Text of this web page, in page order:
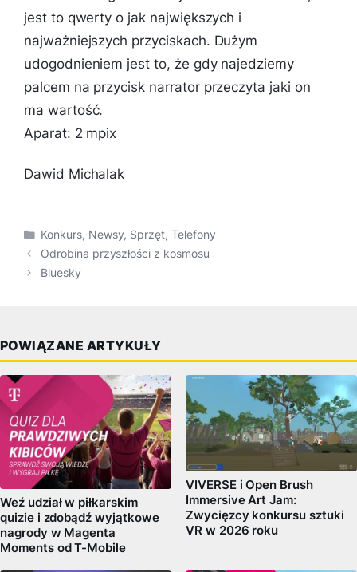
jest to qwerty o jak największych i
najważniejszych przyciskach. Dużym
udogodnieniem jest to, że gdy najedziemy
palcem na przycisk narrator przeczyta jaki on
ma wartość.
Aparat: 2 mpix
Dawid Michalak
Kategorie
Konkurs, Newsy, Sprzęt, Telefony
Odrobina przyszłości z kosmosu
Bluesky
POWIĄZANE ARTYKUŁY
Weź udział w piłkarskim
quizie i zdobądź wyjątkowe
nagrody w Magenta
Moments od T-Mobile
VIVERSE i Open Brush
Immersive Art Jam:
Zwycięzcy konkursu sztuki
VR w 2026 roku